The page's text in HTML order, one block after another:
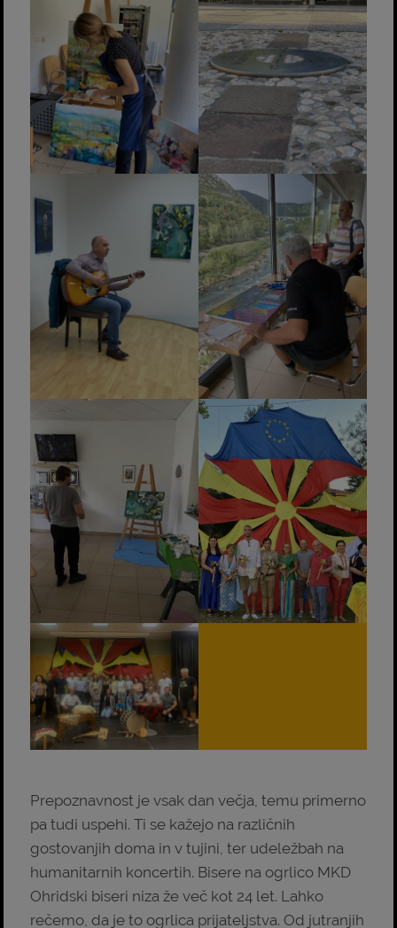
Prepoznavnost je vsak dan večja, temu primerno
pa tudi uspehi. Ti se kažejo na različnih
gostovanjih doma in v tujini, ter udeležbah na
humanitarnih koncertih. Bisere na ogrlico MKD
Ohridski biseri niza že več kot 24 let. Lahko
rečemo, da je to ogrlica prijateljstva. Od jutranjih